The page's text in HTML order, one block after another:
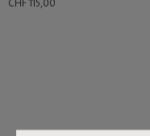
CHF 115,00